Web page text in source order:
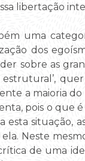
libertação
uma
dos
sobre as
a maioria
pois o que
esta situação,
Neste
de uma